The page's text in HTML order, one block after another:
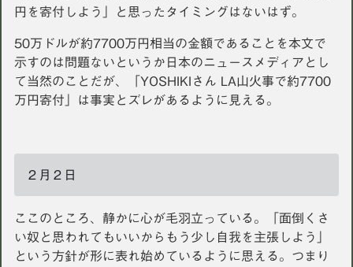
円を寄付しよう」と思ったタイミングはないはず。
50万ドルが約7700万円相当の金額であることを本文で
示すのは問題ないというか日本のニュースメディアとし
て当然のことだが、「YOSHIKIさん LA山火事で約7700
万円寄付」は事実とズレがあるように見える。
２月２日
ここのところ、静かに心が毛羽立っている。「面倒くさ
い奴と思われてもいいからもう少し自我を主張しよう」
という方針が形に表れ始めているように思える。つまり